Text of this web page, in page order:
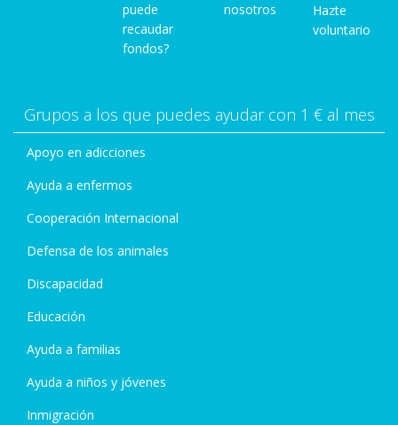
puede
recaudar
fondos?
nosotros
Hazte
voluntario
Grupos a los que puedes ayudar con 1 € al mes
Apoyo en adicciones
Ayuda a enfermos
Cooperación Internacional
Defensa de los animales
Discapacidad
Educación
Ayuda a familias
Ayuda a niños y jóvenes
Inmigración